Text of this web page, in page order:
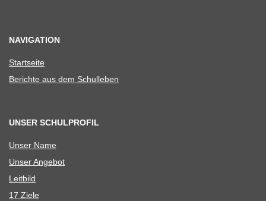
NAVIGATION
Start­seite
Berichte aus dem Schulleben
UNSER SCHULPROFIL
Unser Name
Unser Ange­bot
Leit­bild
17 Ziele